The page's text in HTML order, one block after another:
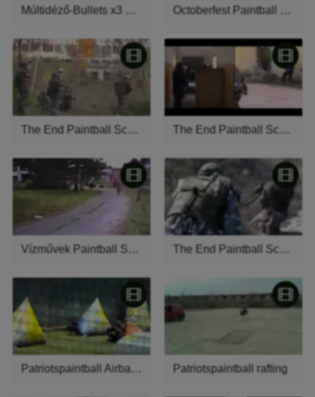
Múltidéző-Bullets x3 2006 Octoberfest Paintball Scenario
The End Paintball Scenario1 The End Paintball Scenario2
Vízművek Paintball Scenario The End Paintball Scenario Intro
Patriotspaintball Airball nyiltnap Bullets pálya Patriotspaintball rafting